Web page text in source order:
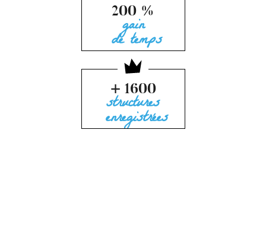
200 %
gain
de temps
+ 1600
structures
enregistrées